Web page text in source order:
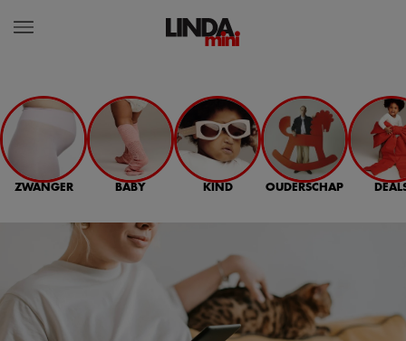
ZWANGER BABY KIND OUDERSCHAP